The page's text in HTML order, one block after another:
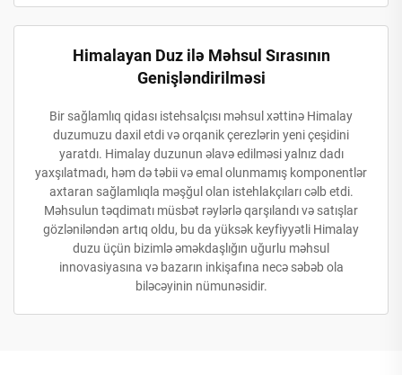
Himalayan Duz ilə Məhsul Sırasının
Genişləndirilməsi
Bir sağlamlıq qidası istehsalçısı məhsul xəttinə Himalay
duzumuzu daxil etdi və orqanik çerezlərin yeni çeşidini
yaratdı. Himalay duzunun əlavə edilməsi yalnız dadı
yaxşılatmadı, həm də təbii və emal olunmamış komponentlər
axtaran sağlamlıqla məşğul olan istehlakçıları cəlb etdi.
Məhsulun təqdimatı müsbət rəylərlə qarşılandı və satışlar
gözləniləndən artıq oldu, bu da yüksək keyfiyyətli Himalay
duzu üçün bizimlə əməkdaşlığın uğurlu məhsul
innovasiyasına və bazarın inkişafına necə səbəb ola
biləcəyinin nümunəsidir.